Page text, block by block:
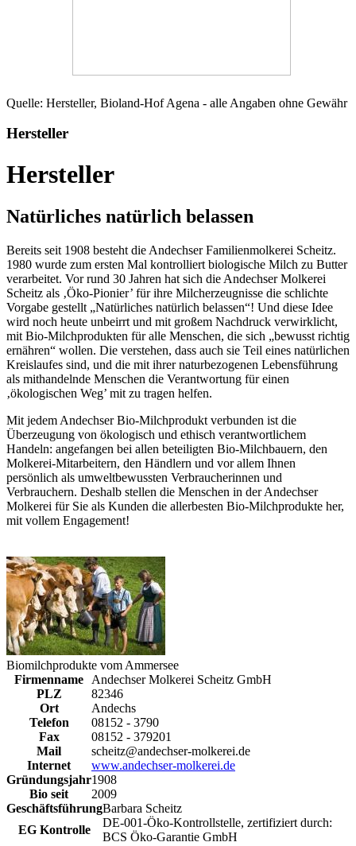
Quelle: Hersteller, Bioland-Hof Agena - alle Angaben ohne Gewähr
Hersteller
Hersteller
Natürliches natürlich belassen
Bereits seit 1908 besteht die Andechser Familienmolkerei Scheitz.
1980 wurde zum ersten Mal kontrolliert biologische Milch zu Butter
verarbeitet. Vor rund 30 Jahren hat sich die Andechser Molkerei
Scheitz als ‚Öko-Pionier’ für ihre Milcherzeugnisse die schlichte
Vorgabe gestellt „Natürliches natürlich belassen“! Und diese Idee
wird noch heute unbeirrt und mit großem Nachdruck verwirklicht,
mit Bio-Milchprodukten für alle Menschen, die sich „bewusst richtig
ernähren“ wollen. Die verstehen, dass auch sie Teil eines natürlichen
Kreislaufes sind, und die mit ihrer naturbezogenen Lebensführung
als mithandelnde Menschen die Verantwortung für einen
‚ökologischen Weg’ mit zu tragen helfen.
Mit jedem Andechser Bio-Milchprodukt verbunden ist die
Überzeugung von ökologisch und ethisch verantwortlichem
Handeln: angefangen bei allen beteiligten Bio-Milchbauern, den
Molkerei-Mitarbeitern, den Händlern und vor allem Ihnen
persönlich als umweltbewussten Verbraucherinnen und
Verbrauchern. Deshalb stellen die Menschen in der Andechser
Molkerei für Sie als Kunden die allerbesten Bio-Milchprodukte her,
mit vollem Engagement!
Biomilchprodukte vom Ammersee
Firmenname
Andechser Molkerei Scheitz GmbH
PLZ
82346
Ort
Andechs
Telefon
08152 - 3790
Fax
08152 - 379201
Mail
scheitz@andechser-molkerei.de
Internet
www.andechser-molkerei.de
Gründungsjahr1908
Bio seit
2009
GeschäftsführungBarbara Scheitz
EG Kontrolle
DE-001-Öko-Kontrollstelle, zertifiziert durch:
BCS Öko-Garantie GmbH